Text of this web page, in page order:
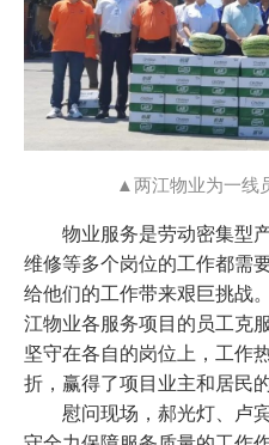
▲两江物业为一线
物业服务是劳动密集型
维修等多个岗位的工作都需
给他们的工作带来艰巨挑战
江物业各服务项目的员工克
坚守在各自的岗位上，工作
折，赢得了项目业主和居民的
慰问现场，郝光灯、卢